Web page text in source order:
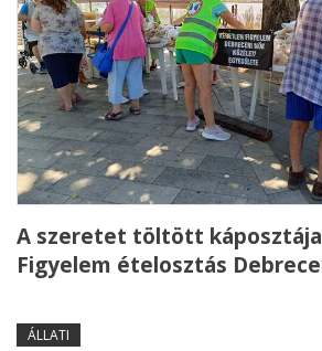
A szeretet töltött
Figyelem ételosztás
ÁLLATI